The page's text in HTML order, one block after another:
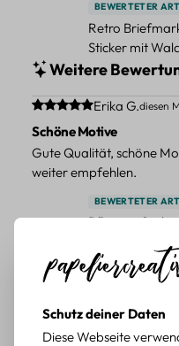
BEWERTETER
Retro
Sticker mit
Weitere
Durchschnittliche
Erika G.diesen
Schöne Motive
Gute Qualität, schöne
weiter empfehlen.
BEWERTETER
Pflanzen
Durchschnittliche
Erika G. diesen
Schöne Motive
Die Sticker passen gut
Schutz deiner Daten
Diese Webseite